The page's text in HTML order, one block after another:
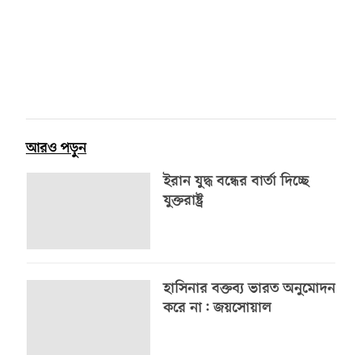
আরও পড়ুন
ইরান যুদ্ধ বন্ধের বার্তা দিচ্ছে
যুক্তরাষ্ট্র
হাসিনার বক্তব্য ভারত অনুমোদন
করে না: জয়সোয়াল